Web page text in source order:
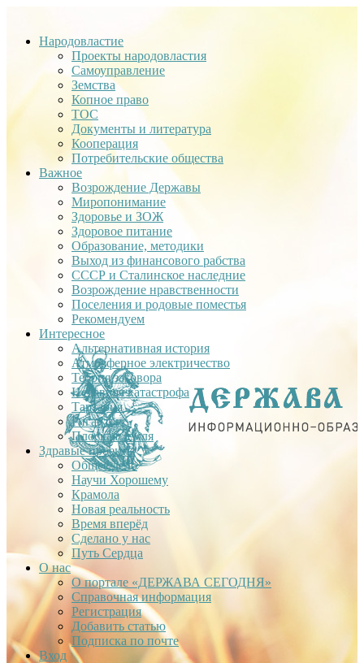
Народовластие
Проекты народовластия
Самоуправление
Земства
Копное право
ТОС
Документы и литература
Кооперация
Потребительские общества
Важное
Возрождение Державы
Миропонимание
Здоровье и ЗОЖ
Здоровое питание
Образование, методики
Выход из финансового рабства
СССР и Сталинское наследние
Возрождение нравственности
Поселения и родовые поместья
Рекомендуем
Интересное
Альтернативная история
Атмосферное электричество
Теория заговора
Недавняя катастрофа
Тартария
Гиганты
Плоская Земля
Здравые проекты
Общее дело
Научи Хорошему
Крамола
Новая реальность
Время вперёд
Сделано у нас
Путь Сердца
О нас
О портале «ДЕРЖАВА СЕГОДНЯ»
Справочная информация
Регистрация
Добавить статью
Подписка по почте
Вход